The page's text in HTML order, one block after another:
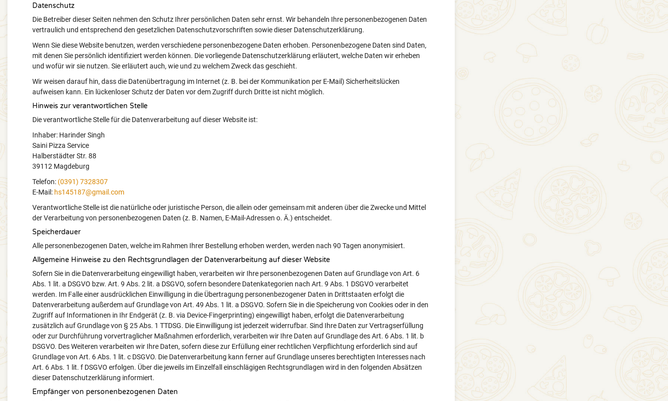
Datenschutz
Die Betreiber dieser Seiten nehmen den Schutz Ihrer persönlichen Daten sehr ernst. Wir behandeln Ihre personenbezogenen Daten
vertraulich und entsprechend den gesetzlichen Datenschutzvorschriften sowie dieser Datenschutzerklärung.
Wenn Sie diese Website benutzen, werden verschiedene personenbezogene Daten erhoben. Personenbezogene Daten sind Daten,
mit denen Sie persönlich identifiziert werden können. Die vorliegende Datenschutzerklärung erläutert, welche Daten wir erheben
und wofür wir sie nutzen. Sie erläutert auch, wie und zu welchem Zweck das geschieht.
Wir weisen darauf hin, dass die Datenübertragung im Internet (z. B. bei der Kommunikation per E-Mail) Sicherheitslücken
aufweisen kann. Ein lückenloser Schutz der Daten vor dem Zugriff durch Dritte ist nicht möglich.
Hinweis zur verantwortlichen Stelle
Die verantwortliche Stelle für die Datenverarbeitung auf dieser Website ist:
Inhaber: Harinder Singh
Saini Pizza Service
Halberstädter Str. 88
39112 Magdeburg
Telefon: (0391) 7328307
E-Mail: hs145187@gmail.com
Verantwortliche Stelle ist die natürliche oder juristische Person, die allein oder gemeinsam mit anderen über die Zwecke und Mittel
der Verarbeitung von personenbezogenen Daten (z. B. Namen, E-Mail-Adressen o. Ä.) entscheidet.
Speicherdauer
Alle personenbezogenen Daten, welche im Rahmen Ihrer Bestellung erhoben werden, werden nach 90 Tagen anonymisiert.
Allgemeine Hinweise zu den Rechtsgrundlagen der Datenverarbeitung auf dieser Website
Sofern Sie in die Datenverarbeitung eingewilligt haben, verarbeiten wir Ihre personenbezogenen Daten auf Grundlage von Art. 6
Abs. 1 lit. a DSGVO bzw. Art. 9 Abs. 2 lit. a DSGVO, sofern besondere Datenkategorien nach Art. 9 Abs. 1 DSGVO verarbeitet
werden. Im Falle einer ausdrücklichen Einwilligung in die Übertragung personenbezogener Daten in Drittstaaten erfolgt die
Datenverarbeitung außerdem auf Grundlage von Art. 49 Abs. 1 lit. a DSGVO. Sofern Sie in die Speicherung von Cookies oder in den
Zugriff auf Informationen in Ihr Endgerät (z. B. via Device-Fingerprinting) eingewilligt haben, erfolgt die Datenverarbeitung
zusätzlich auf Grundlage von § 25 Abs. 1 TTDSG. Die Einwilligung ist jederzeit widerrufbar. Sind Ihre Daten zur Vertragserfüllung
oder zur Durchführung vorvertraglicher Maßnahmen erforderlich, verarbeiten wir Ihre Daten auf Grundlage des Art. 6 Abs. 1 lit. b
DSGVO. Des Weiteren verarbeiten wir Ihre Daten, sofern diese zur Erfüllung einer rechtlichen Verpflichtung erforderlich sind auf
Grundlage von Art. 6 Abs. 1 lit. c DSGVO. Die Datenverarbeitung kann ferner auf Grundlage unseres berechtigten Interesses nach
Art. 6 Abs. 1 lit. f DSGVO erfolgen. Über die jeweils im Einzelfall einschlägigen Rechtsgrundlagen wird in den folgenden Absätzen
dieser Datenschutzerklärung informiert.
Empfänger von personenbezogenen Daten